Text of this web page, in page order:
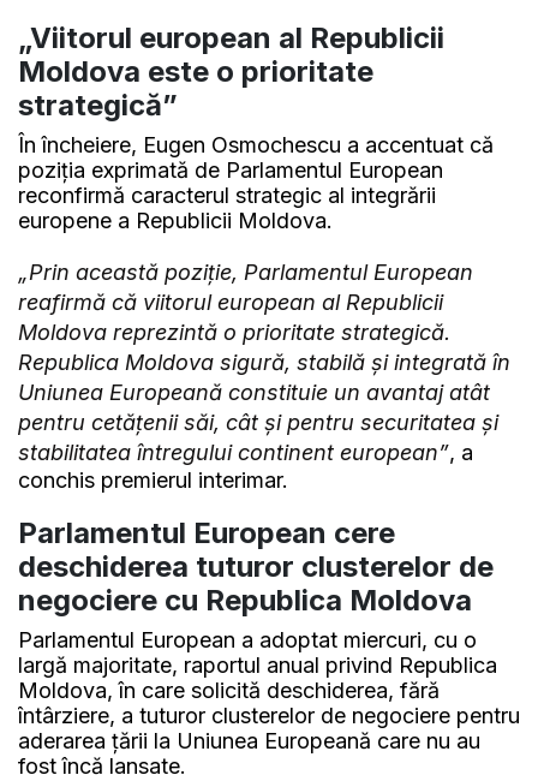
„Viitorul european al Republicii
Moldova este o prioritate
strategică”
În încheiere, Eugen Osmochescu a accentuat că
poziția exprimată de Parlamentul European
reconfirmă caracterul strategic al integrării
europene a Republicii Moldova.
„Prin această poziție, Parlamentul European
reafirmă că viitorul european al Republicii
Moldova reprezintă o prioritate strategică.
Republica Moldova sigură, stabilă și integrată în
Uniunea Europeană constituie un avantaj atât
pentru cetățenii săi, cât și pentru securitatea și
stabilitatea întregului continent european”, a
conchis premierul interimar.
Parlamentul European cere
deschiderea tuturor clusterelor de
negociere cu Republica Moldova
Parlamentul European a adoptat miercuri, cu o
largă majoritate, raportul anual privind Republica
Moldova, în care solicită deschiderea, fără
întârziere, a tuturor clusterelor de negociere pentru
aderarea țării la Uniunea Europeană care nu au
fost încă lansate.